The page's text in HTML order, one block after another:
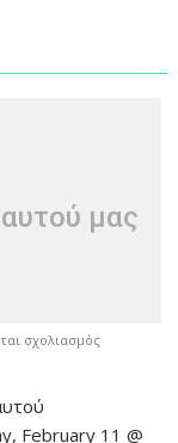
μας
σχολιασμόςστο
February 11 @